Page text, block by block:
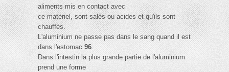
aliments mis en contact avec
ce matériel, sont salés ou acides et qu'ils sont
chauffés.
L'aluminium ne passe pas dans le sang quand il est
dans l'estomac96.
Dans l'intestin la plus grande partie de l'aluminium
prend une forme